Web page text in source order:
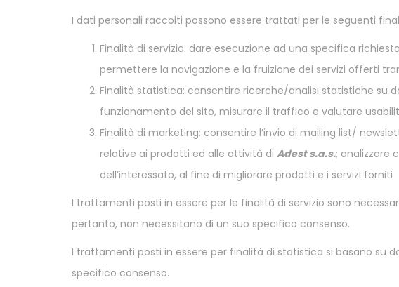
I dati personali raccolti possono essere trattati per le seguenti
Finalità di servizio: dare esecuzione ad una specifica
permettere la navigazione e la fruizione dei servizi offerti
Finalità statistica: consentire ricerche/analisi statistiche su
funzionamento del sito, misurare il traffico e valutare
Finalità di marketing: consentire l’invio di mailing list/
relative ai prodotti ed alle attività di Adest s.a.s.; analizzare
dell’interessato, al fine di migliorare prodotti e i servizi forniti
I trattamenti posti in essere per le finalità di servizio sono
pertanto, non necessitano di un suo specifico consenso.
I trattamenti posti in essere per finalità di statistica si basano su
specifico consenso.